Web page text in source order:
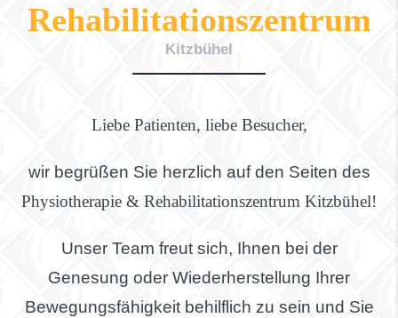
Rehabilitationszentrum
Kitzbühel
Liebe Patienten, liebe Besucher,
wir begrüßen Sie herzlich auf den Seiten des
Physiotherapie & Rehabilitationszentrum Kitzbühel!
Unser Team freut sich, Ihnen bei der
Genesung oder Wiederherstellung Ihrer
Bewegungsfähigkeit behilflich zu sein und Sie